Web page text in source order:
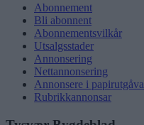
Abonnement
Bli abonnent
Abonnementsvilkår
Utsalgsstader
Annonsering
Nettannonsering
Annonsere i papirutgåva
Rubrikkannonsar